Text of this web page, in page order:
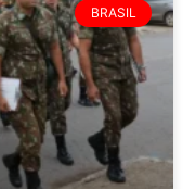
BRASIL